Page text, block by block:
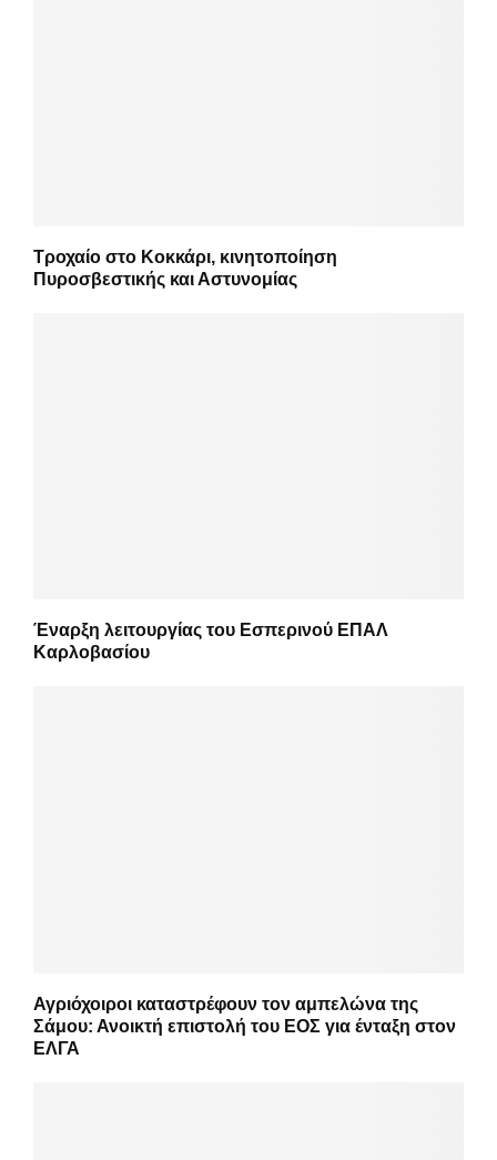
Τροχαίο στο Κοκκάρι, κινητοποίηση
Πυροσβεστικής και Αστυνομίας
Έναρξη λειτουργίας του Εσπερινού ΕΠΑΛ
Καρλοβασίου
Αγριόχοιροι καταστρέφουν τον αμπελώνα της
Σάμου: Ανοικτή επιστολή του ΕΟΣ για ένταξη στον
ΕΛΓΑ